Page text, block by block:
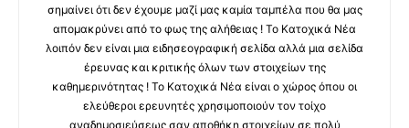
σημαίνει ότι δεν έχουμε μαζί μας καμία ταμπέλα που θα μας
απομακρύνει από το φως της αλήθειας ! Το Κατοχικά Νέα
λοιπόν δεν είναι μια ειδησεογραφική σελίδα αλλά μια σελίδα
έρευνας και κριτικής όλων των στοιχείων της
καθημερινότητας ! Το Κατοχικά Νέα είναι ο χώρος όπου οι
ελεύθεροι ερευνητές χρησιμοποιούν τον τοίχο
αναδημοσιεύσεως σαν αποθήκη στοιχείων σε πολύ